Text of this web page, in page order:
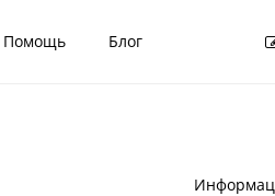
Помощь Блог